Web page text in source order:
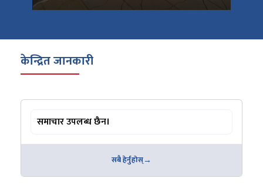
केन्द्रित जानकारी
समाचार उपलब्ध छैन।
सबै हेर्नुहोस्